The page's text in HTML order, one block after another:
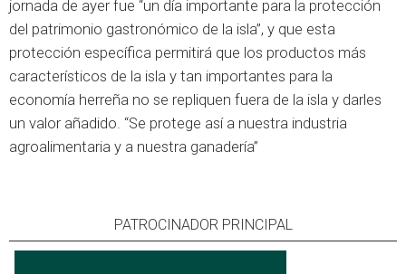
jornada de ayer fue “un día importante para la protección
del patrimonio gastronómico de la isla”, y que esta
protección específica permitirá que los productos más
característicos de la isla y tan importantes para la
economía herreña no se repliquen fuera de la isla y darles
un valor añadido. “Se protege así a nuestra industria
agroalimentaria y a nuestra ganadería”
PATROCINADOR PRINCIPAL